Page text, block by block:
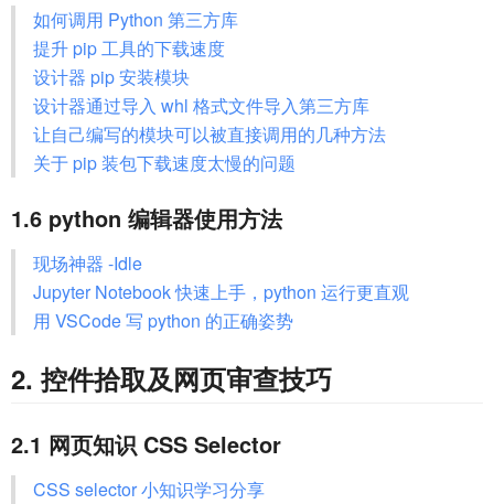
如何调用 Python 第三方库
提升 pip 工具的下载速度
设计器 pip 安装模块
设计器通过导入 whl 格式文件导入第三方库
让自己编写的模块可以被直接调用的几种方法
关于 pip 装包下载速度太慢的问题
1.6 python 编辑器使用方法
现场神器 -Idle
Jupyter Notebook 快速上手，python 运行更直观
用 VSCode 写 python 的正确姿势
2. 控件拾取及网页审查技巧
2.1 网页知识 CSS Selector
CSS selector 小知识学习分享